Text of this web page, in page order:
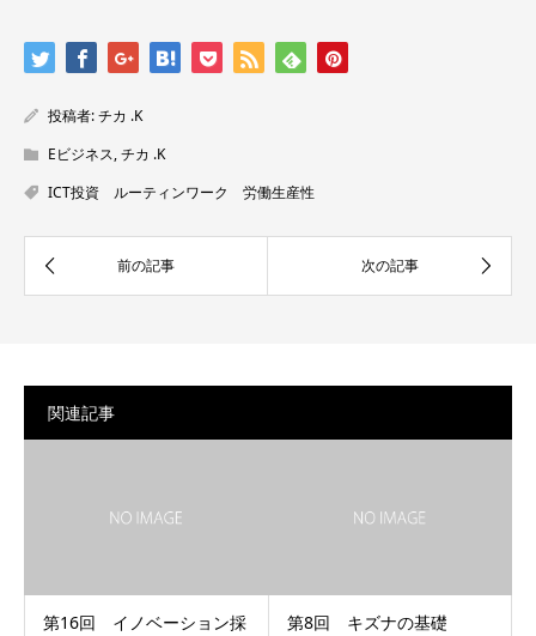
投稿者:チカ .K
Eビジネス,チカ .K
ICT投資 ルーティンワーク 労働生産性
関連記事
第16回 イノベーション採
第8回 キズナの基礎